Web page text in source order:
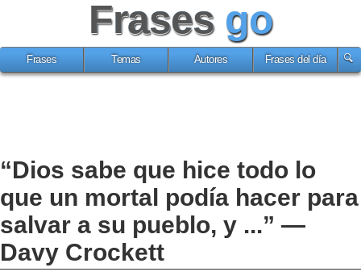
Frases go
Frases Temas Autores Frases del día
“Dios sabe que hice todo lo
que un mortal podía hacer para
salvar a su pueblo, y ...” —
Davy Crockett